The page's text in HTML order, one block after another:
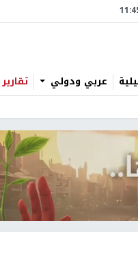
عربي ودولي تقارير